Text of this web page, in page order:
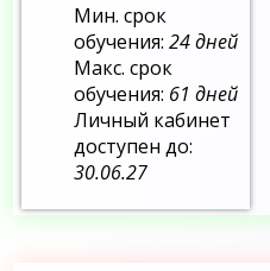
Мин. срок
обучения:24 дней
Макс. срок
обучения: 61 дней
Личный кабинет
доступен до:
30.06.27